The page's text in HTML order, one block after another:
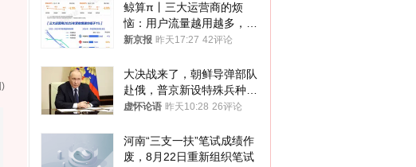
鲸算π丨三大运营商的烦
恼：用户流量越用越多，收
入却越来越少
新京报 昨天17:27 42评论
大决战来了，朝鲜导弹部队
赴俄，普京新设特殊兵种，
76岁老将扛旗
虚怀论语 昨天10:28 26评论
河南“三支一扶”笔试成绩作
废，8月22日重新组织笔试